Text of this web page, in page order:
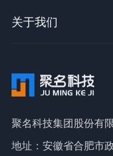
关于我们
聚名科技集团股份有
地址：安徽省合肥市